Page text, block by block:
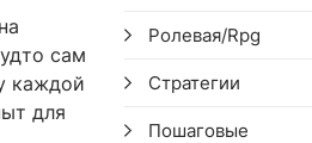
сам
каждой
для
Ролевая/Rpg
Стратегии
Пошаговые